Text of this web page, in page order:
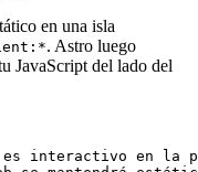
en una isla
. Astro luego
JavaScript del lado del
es interactivo en la